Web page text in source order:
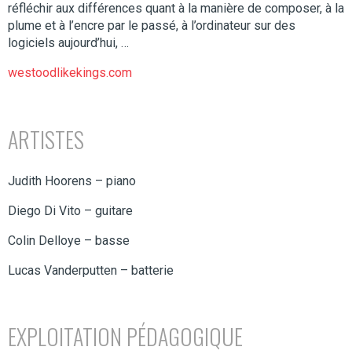
réfléchir aux différences quant à la manière de composer, à la
plume et à l’encre par le passé, à l’ordinateur sur des
logiciels aujourd’hui, …
westoodlikekings.com
ARTISTES
Judith Hoorens – piano
Diego Di Vito – guitare
Colin Delloye – basse
Lucas Vanderputten – batterie
EXPLOITATION PÉDAGOGIQUE